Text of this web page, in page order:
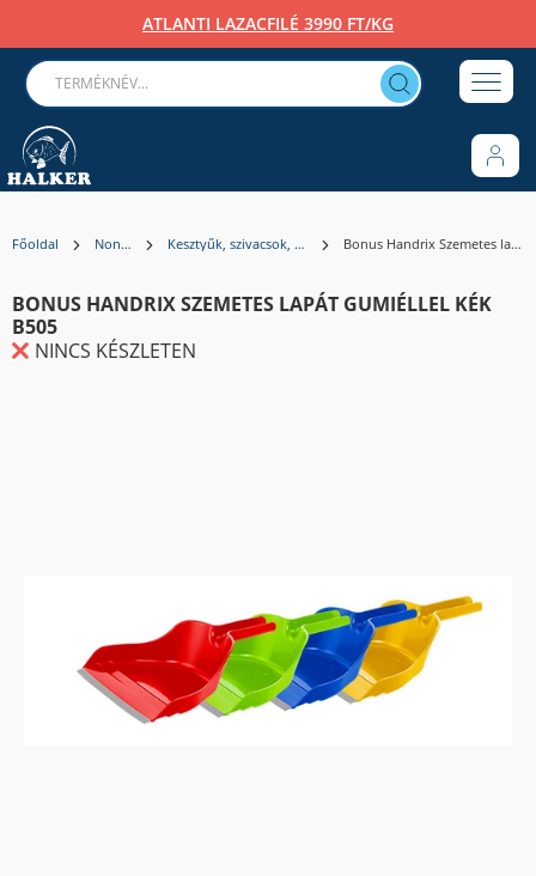
ATLANTI LAZACFILÉ 3990 FT/KG
Főoldal Non-Food Kesztyűk, szivacsok, felmosók, lapátok Bonus Handrix Szemetes lapát gumiéllel KÉK B505
BONUS HANDRIX SZEMETES LAPÁT GUMIÉLLEL KÉK
B505
NINCS KÉSZLETEN